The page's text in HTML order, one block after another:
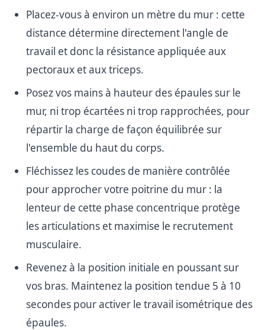
Placez-vous à environ un mètre du mur : cette
distance détermine directement l'angle de
travail et donc la résistance appliquée aux
pectoraux et aux triceps.
Posez vos mains à hauteur des épaules sur le
mur, ni trop écartées ni trop rapprochées, pour
répartir la charge de façon équilibrée sur
l'ensemble du haut du corps.
Fléchissez les coudes de manière contrôlée
pour approcher votre poitrine du mur : la
lenteur de cette phase concentrique protège
les articulations et maximise le recrutement
musculaire.
Revenez à la position initiale en poussant sur
vos bras. Maintenez la position tendue 5 à 10
secondes pour activer le travail isométrique des
épaules.